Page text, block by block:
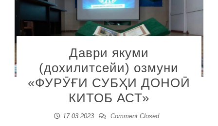
Даври якуми
(дохилитсейи) озмуни
«ФУРӮҒИ СУБҲИ ДОНОӢ
КИТОБ АСТ»
17.03.2023 Comment Closed